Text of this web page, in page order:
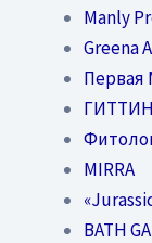
Manly
Greena
Первая
ГИТТИН
MIRRA
BATH